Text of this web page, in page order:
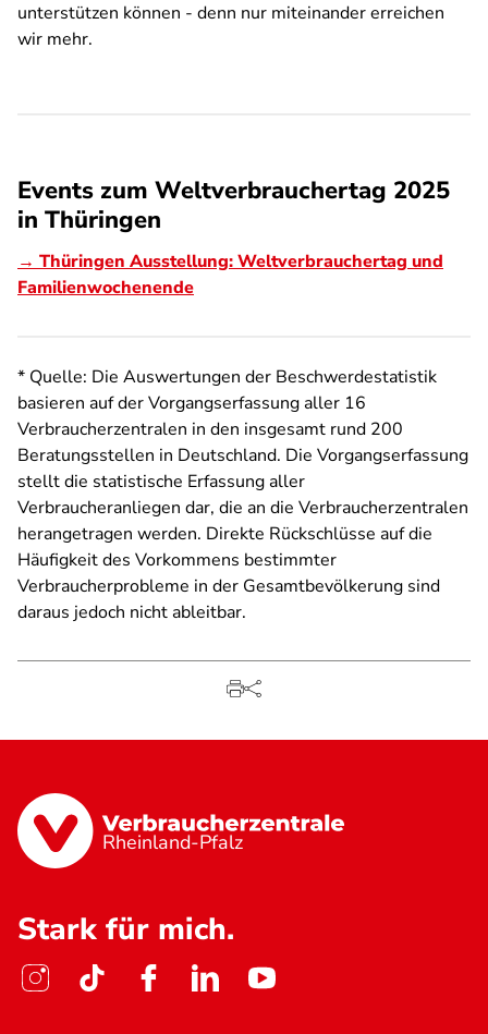
unterstützen können - denn nur miteinander erreichen
wir mehr.
Events zum Weltverbrauchertag 2025
in Thüringen
→ Thüringen Ausstellung: Weltverbrauchertag und
Familienwochenende
* Quelle: Die Auswertungen der Beschwerdestatistik
basieren auf der Vorgangserfassung aller 16
Verbraucherzentralen in den insgesamt rund 200
Beratungsstellen in Deutschland. Die Vorgangserfassung
stellt die statistische Erfassung aller
Verbraucheranliegen dar, die an die Verbraucherzentralen
herangetragen werden. Direkte Rückschlüsse auf die
Häufigkeit des Vorkommens bestimmter
Verbraucherprobleme in der Gesamtbevölkerung sind
daraus jedoch nicht ableitbar.
Rheinland-Pfalz
Stark für mich.